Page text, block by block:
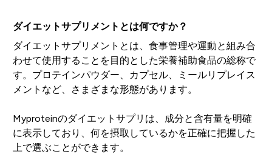
ダイエットサプリメントとは何ですか？
ダイエットサプリメントとは、食事管理や運動と組み合
わせて使用することを目的とした栄養補助食品の総称で
す。プロテインパウダー、カプセル、ミールリプレイス
メントなど、さまざまな形態があります。
Myproteinのダイエットサプリは、成分と含有量を明確
に表示しており、何を摂取しているかを正確に把握した
上で選ぶことができます。